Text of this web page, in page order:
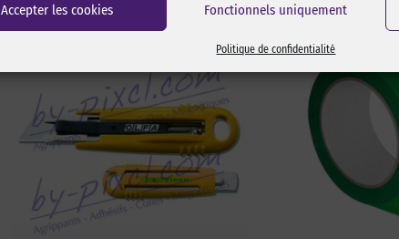
Accepter les cookies Fonctionnels uniquement
Politique de confidentialité